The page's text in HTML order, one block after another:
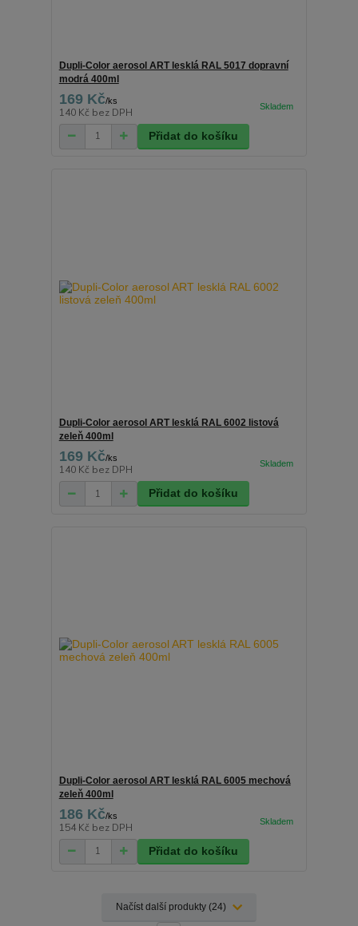
Dupli-Color aerosol ART lesklá RAL 5017 dopravní
modrá 400ml
169 Kč/ks
140 Kč bez DPH
Přidat do košíku
Dupli-Color aerosol ART lesklá RAL 6002 listová
zeleň 400ml
169 Kč/ks
140 Kč bez DPH
Přidat do košíku
Dupli-Color aerosol ART lesklá RAL 6005 mechová
zeleň 400ml
186 Kč/ks
154 Kč bez DPH
Přidat do košíku
Načíst další produkty (24)